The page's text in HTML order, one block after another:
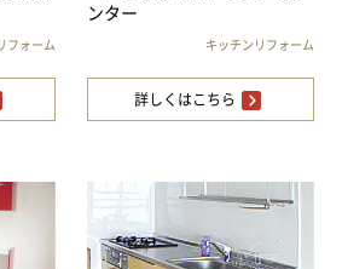
フォーム
ンター
キッチンリフォーム
詳しくはこちら